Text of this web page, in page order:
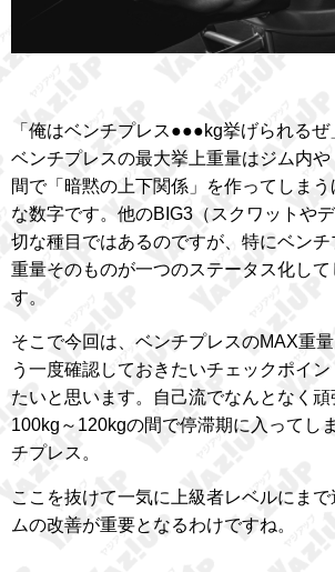
「俺はベンチプレス●●●kg挙げられるぜ
ベンチプレスの最大挙上重量はジム内
間で「暗黙の上下関係」を作ってしま
な数字です。他のBIG3（スクワットや
切な種目ではあるのですが、特にベン
重量そのものが一つのステータス化し
す。
そこで今回は、ベンチプレスのMAX重
う一度確認しておきたいチェックポイ
たいと思います。自己流でなんとなく
100kg～120kgの間で停滞期に入ってし
チプレス。
ここを抜けて一気に上級者レベルにま
ムの改善が重要となるわけですね。